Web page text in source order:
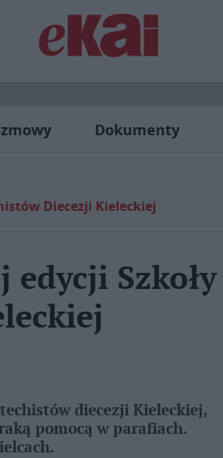
Dokumenty
Diecezji Kieleckiej
Szkoły
diecezji Kieleckiej,
pomocą w parafiach.